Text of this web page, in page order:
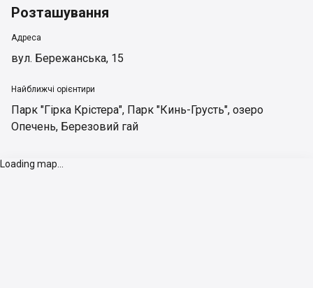
Розташування
Адреса
вул. Бережанська, 15
Найближчі орієнтири
Парк "Гірка Крістера", Парк "Кинь-Грусть", озеро
Опечень, Березовий гай
Loading map...